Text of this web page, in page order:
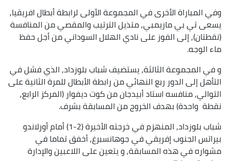
وفي المباراة الأخرى في المجموعة الأولى لرابطة أبطال افريقيا,
يسعى تي بي مازيمبي, متذيل الترتيب والمقصي من المنافسة
(نقطتان), إلى الفوز على نادي الهلال السوداني من أجل حفظ
ماء الوجه.
و في المجموعة الثالثة, يستضيف شباب بلوزداد, الذي فشل في
التأهل إلى الدور ربع النهائي من رابطة الأبطال للمرة الثانية على
التوالي, منافسه استاد أبيدجان من كوت ديفوار (المركز الرابع,
نقطة واحدة) بهدف الخروج من المسابقة بشرف.
شباب بلوزداد, المنهزم في خرجته الأخيرة (2-1) أمام أورلاندو
بيراتس الجنوب إفريقي في جوهانسبرغ, أخفق تماما في
مشواره في هذه المسابقة, و يتعين على اللاعبين والإدارة